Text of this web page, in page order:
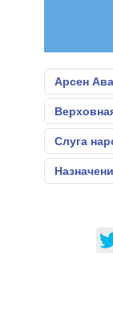
Арсен
Слуга